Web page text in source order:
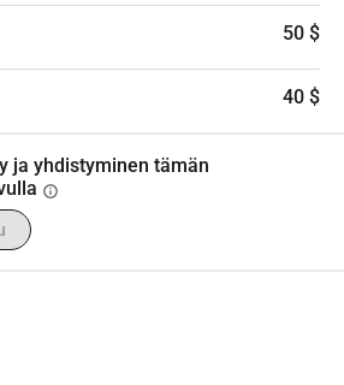
50 $
40 $
ja yhdistyminen tämän
info